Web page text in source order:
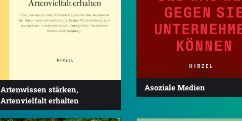
Artenwissen stärken,
Artenvielfalt erhalten
Asoziale Medien